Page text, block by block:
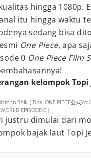
hingga 1080p.
itu hingga waktu
sedang bisa
One Piece, apa
0 One Piece Film
kelompok Topi
Shiki ( Dok. ONE PIECE公式
EPISODE:0 )
justru dimulai dari
bajak laut Topi